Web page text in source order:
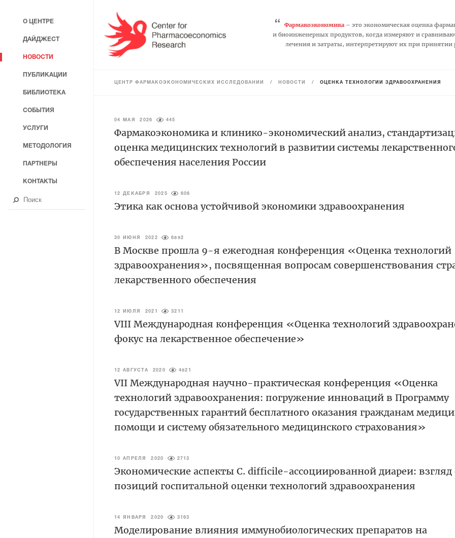
“ Фармакоэкономика– это экономическая оценка
и биоинженерных продуктов, когда измеряют и
лечения и затраты, интерпретируют их при
ЦЕНТР ФАРМАКОЭКОНОМИЧЕСКИХ ИССЛЕДОВАНИЙ / НОВОСТИ / ОЦЕНКА ТЕХНОЛОГИЙ ЗДРАВООХРАНЕНИЯ
04 МАЯ 2026 445
Фармакоэкономика и клинико-экономический анализ,
оценка медицинских технологий в развитии системы
обеспечения населения России
12 ДЕКАБРЯ 2025 606
Этика как основа устойчивой экономики здравоохранения
30 ИЮНЯ 2022 6892
В Москве прошла 9-я ежегодная конференция «Оценка технологий
здравоохранения», посвященная вопросам совершенствования
лекарственного обеспечения
12 ИЮЛЯ 2021 3211
VIII Международная конференция «Оценка технологий
фокус на лекарственное обеспечение»
12 АВГУСТА 2020 4821
VII Международная научно-практическая конференция «Оценка
технологий здравоохранения: погружение инноваций в Программу
государственных гарантий бесплатного оказания гражданам
помощи и систему обязательного медицинского страхования»
10 АПРЕЛЯ 2020 2713
Экономические аспекты C. difficile-ассоциированной диареи: взгляд
позиций госпитальной оценки технологий здравоохранения
14 ЯНВАРЯ 2020 3163
Моделирование влияния иммунобиологических препаратов на
О ЦЕНТРЕ
ДАЙДЖЕСТ
НОВОСТИ
ПУБЛИКАЦИИ
БИБЛИОТЕКА
СОБЫТИЯ
УСЛУГИ
МЕТОДОЛОГИЯ
ПАРТНЕРЫ
КОНТАКТЫ